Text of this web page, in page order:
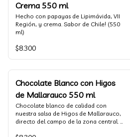
Crema 550 ml
Hecho con papayas de Lipimávida, VII
Región, y crema. Sabor de Chile! (550
ml)
$8.300
Chocolate Blanco con Higos
de Mallarauco 550 ml
Chocolate blanco de calidad con
nuestra salsa de Higos de Mallarauco,
directo del campo de la zona central.